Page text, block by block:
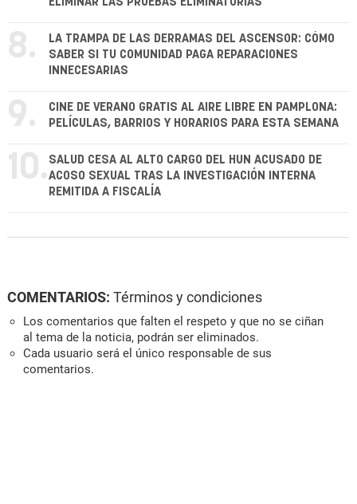
8.
LA TRAMPA DE LAS DERRAMAS DEL ASCENSOR: CÓMO
SABER SI TU COMUNIDAD PAGA REPARACIONES
INNECESARIAS
9.
CINE DE VERANO GRATIS AL AIRE LIBRE EN PAMPLONA:
PELÍCULAS, BARRIOS Y HORARIOS PARA ESTA SEMANA
10. SALUD CESA AL ALTO CARGO DEL HUN ACUSADO DE
ACOSO SEXUAL TRAS LA INVESTIGACIÓN INTERNA
REMITIDA A FISCALÍA
COMENTARIOS: Términos y condiciones
Los comentarios que falten el respeto y que no se ciñan
al tema de la noticia, podrán ser eliminados.
Cada usuario será el único responsable de sus
comentarios.